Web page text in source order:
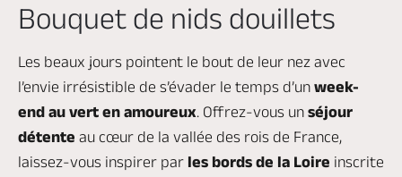
Bouquet de nids douillets
Les beaux jours pointent le bout de leur nez avec
l’envie irrésistible de s’évader le temps d’un week-
end au vert en amoureux. Offrez-vous un séjour
détente au cœur de la vallée des rois de France,
laissez-vous inspirer par les bords de la Loire inscrite